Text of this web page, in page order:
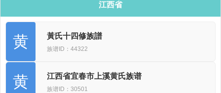
江西省
黄 黃氏十四修族譜
族谱ID：44322
黄 江西省宜春市上溪黄氏族谱
族谱ID：30501